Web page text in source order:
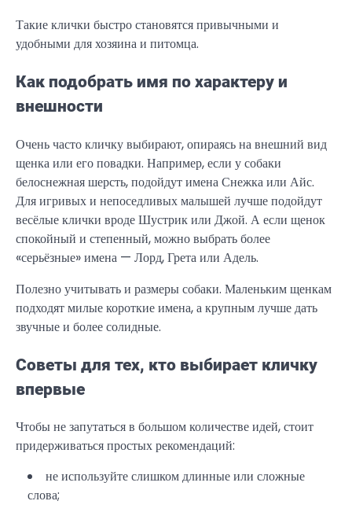
Такие клички быстро становятся привычными и
удобными для хозяина и питомца.
Как подобрать имя по характеру и
внешности
Очень часто кличку выбирают, опираясь на внешний вид
щенка или его повадки. Например, если у собаки
белоснежная шерсть, подойдут имена Снежка или Айс.
Для игривых и непоседливых малышей лучше подойдут
весёлые клички вроде Шустрик или Джой. А если щенок
спокойный и степенный, можно выбрать более
«серьёзные» имена — Лорд, Грета или Адель.
Полезно учитывать и размеры собаки. Маленьким щенкам
подходят милые короткие имена, а крупным лучше дать
звучные и более солидные.
Советы для тех, кто выбирает кличку
впервые
Чтобы не запутаться в большом количестве идей, стоит
придерживаться простых рекомендаций:
не используйте слишком длинные или сложные
слова;